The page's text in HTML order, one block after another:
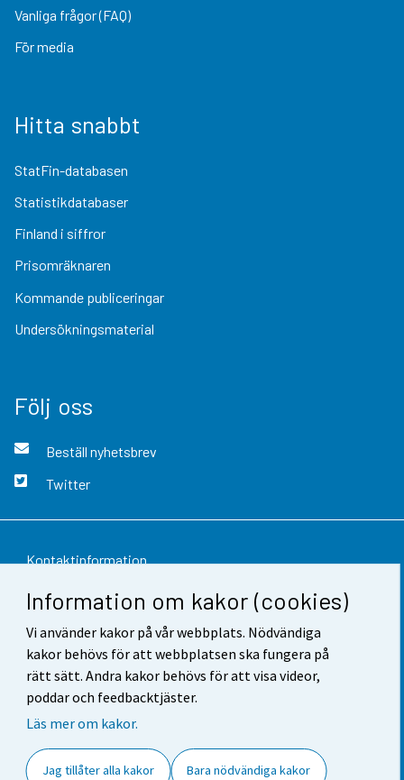
Information om kakor (cookies)
Vi använder kakor på vår webbplats. Nödvändiga
kakor behövs för att webbplatsen ska fungera på
rätt sätt. Andra kakor behövs för att visa videor,
poddar och feedbacktjäster.
Läs mer om kakor.
Jag tillåter alla kakor Bara nödvändiga kakor
Vanliga frågor (FAQ)
För media
Hitta snabbt
StatFin-databasen
Statistikdatabaser
Finland i siffror
Prisomräknaren
Kommande publiceringar
Undersökningsmaterial
Följ oss
Beställ nyhetsbrev
Twitter
Kontaktinformation
Respons
Användarvillkor
Dataskydd
Tillgänglighet
Cookie-inställningar